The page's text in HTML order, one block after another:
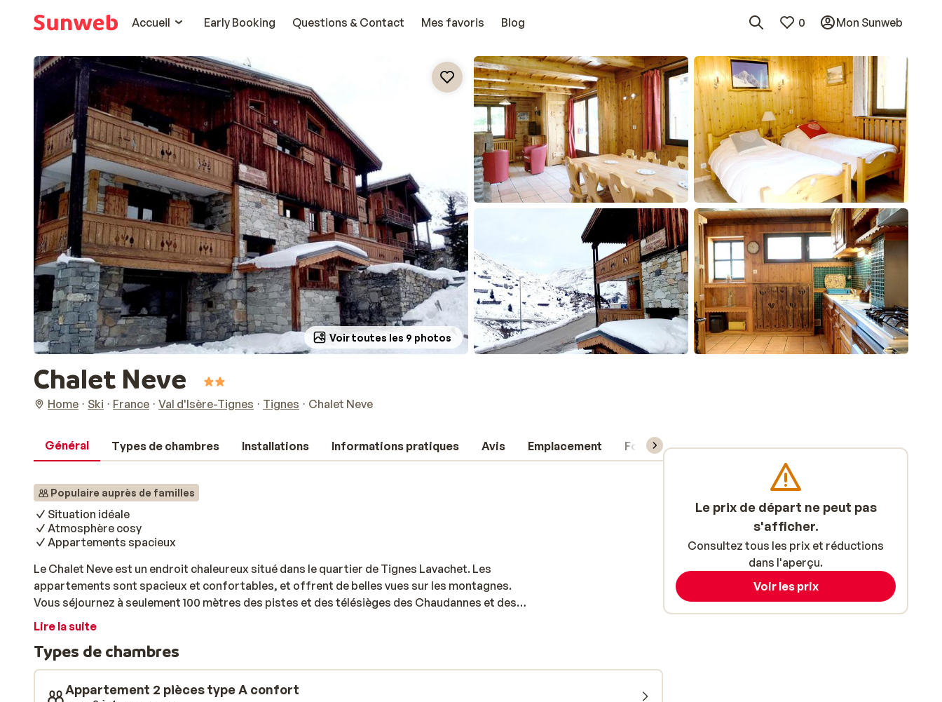
Accueil
Early Booking Questions & Contact Mes favoris Blog 0 Mon Sunweb
Voir toutes les 9 photos
Chalet Neve
Home Ski France Val d'Isère-Tignes Tignes Chalet Neve
Général Types de chambres Installations Informations pratiques Avis Emplacement Forfait, cours et matériel de ski
Populaire auprès de familles
Situation idéale
Atmosphère cosy
Appartements spacieux
Le Chalet Neve est un endroit chaleureux situé dans le quartier de Tignes Lavachet. Les
appartements sont spacieux et confortables, et offrent de belles vues sur les montagnes.
Vous séjournez à seulement 100 mètres des pistes et des télésièges des Chaudannes et des
Pâquis. À proximité immédiate du chalet vous trouverez un supermarché, une boulangerie, un
minutes à pied.
Lire la suite
Types de chambres
Appartement 2 pièces type A confort
Le prix de départ ne peut pas
s'afficher.
Consultez tous les prix et réductions
dans l'aperçu.
Voir les prix